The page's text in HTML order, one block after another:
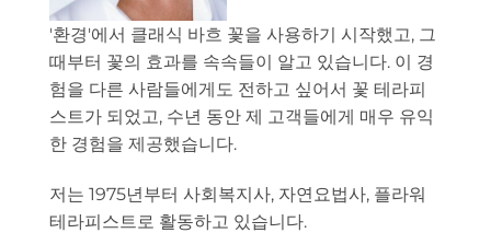
'환경'에서 클래식 바흐 꽃을 사용하기 시작했고, 그
때부터 꽃의 효과를 속속들이 알고 있습니다. 이 경
험을 다른 사람들에게도 전하고 싶어서 꽃 테라피
스트가 되었고, 수년 동안 제 고객들에게 매우 유익
한 경험을 제공했습니다.
저는 1975년부터 사회복지사, 자연요법사, 플라워
테라피스트로 활동하고 있습니다.